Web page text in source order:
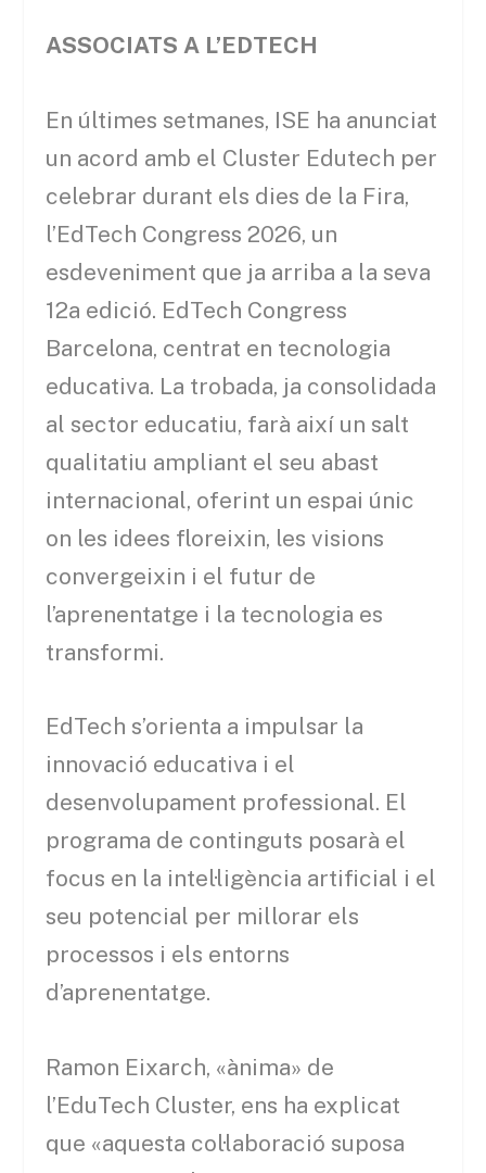
ASSOCIATS A L’EDTECH
En últimes setmanes, ISE ha anunciat
un acord amb el Cluster Edutech per
celebrar durant els dies de la Fira,
l’EdTech Congress 2026, un
esdeveniment que ja arriba a la seva
12a edició. EdTech Congress
Barcelona, ​​centrat en tecnologia
educativa. La trobada, ja consolidada
al sector educatiu, farà així un salt
qualitatiu ampliant el seu abast
internacional, oferint un espai únic
on les idees floreixin, les visions
convergeixin i el futur de
l’aprenentatge i la tecnologia es
transformi.
EdTech s’orienta a impulsar la
innovació educativa i el
desenvolupament professional. El
programa de continguts posarà el
focus en la intel·ligència artificial i el
seu potencial per millorar els
processos i els entorns
d’aprenentatge.
Ramon Eixarch, «ànima» de
l’EduTech Cluster, ens ha explicat
que «aquesta col·laboració suposa